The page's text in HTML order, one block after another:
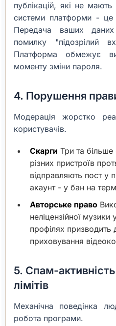
публікацій, які не
системи платформи - це
Передача ваших
помилку "підозрілий
Платформа обмежує
моменту зміни пароля.
4. Порушення
Модерація жорстко
користувачів.
Скарги Три та більше
різних пристроїв
відправляють пост у
акаунт - у бан на
Авторське право
неліцензійної музики
профілях призводить
приховування
5. Спам-
лімітів
Механічна поведінка
робота програми.